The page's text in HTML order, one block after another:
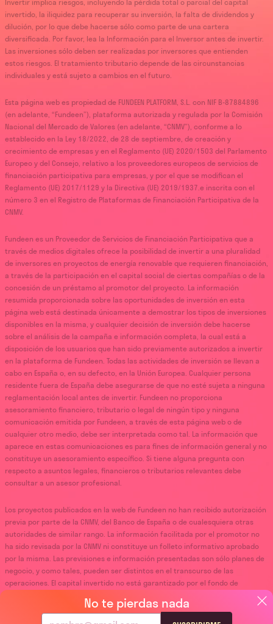
No te pierdas nada
Invertir implica riesgos, incluyendo la pérdida total o parcial del capital
invertido, la iliquidez para recuperar su inversión, la falta de dividendos y
dilución, por lo que debe hacerse sólo como parte de una cartera
diversificada. Por favor, lea la Información para el Inversor antes de invertir.
Las inversiones sólo deben ser realizadas por inversores que entienden
estos riesgos. El tratamiento tributario depende de las circunstancias
individuales y está sujeto a cambios en el futuro.
Esta página web es propiedad de FUNDEEN PLATFORM, S.L. con NIF B-87884896
(en adelante, “Fundeen”), plataforma autorizada y regulada por la Comisión
Nacional del Mercado de Valores (en adelante, “CNMV”), conforme a lo
establecido en la Ley 18/2022, de 28 de septiembre, de creación y
crecimiento de empresas y en el Reglamento (UE) 2020/1503 del Parlamento
Europeo y del Consejo, relativo a los proveedores europeos de servicios de
financiación participativa para empresas, y por el que se modifican el
Reglamento (UE) 2017/1129 y la Directiva (UE) 2019/1937.e inscrita con el
número 3 en el Registro de Plataformas de Financiación Participativa de la
CNMV.
Fundeen es un Proveedor de Servicios de Financiación Participativa que a
través de medios digitales ofrece la posibilidad de invertir a una pluralidad
de inversores en proyectos de energía renovable que requieren financiación,
a través de la participación en el capital social de ciertas compañías o de la
concesión de un préstamo al promotor del proyecto. La información
resumida proporcionada sobre las oportunidades de inversión en esta
página web está destinada únicamente a demostrar los tipos de inversiones
disponibles en la misma, y cualquier decisión de inversión debe hacerse
sobre el análisis de la campaña e información completa, la cual está a
disposición de los usuarios que han sido previamente autorizados a invertir
en la plataforma de Fundeen. Todas las actividades de inversión se llevan a
cabo en España o, en su defecto, en la Unión Europea. Cualquier persona
residente fuera de España debe asegurarse de que no esté sujeta a ninguna
reglamentación local antes de invertir. Fundeen no proporciona
asesoramiento financiero, tributario o legal de ningún tipo y ninguna
comunicación emitida por Fundeen, a través de esta página web o de
cualquier otro medio, debe ser interpretada como tal. La información que
aparece en estas comunicaciones es para fines de información general y no
constituye un asesoramiento específico. Si tiene alguna pregunta con
respecto a asuntos legales, financieros o tributarios relevantes debe
consultar a un asesor profesional.
Los proyectos publicados en la web de Fundeen no han recibido autorización
previa por parte de la CNMV, del Banco de España o de cualesquiera otras
autoridades de similar rango. La información facilitada por el promotor no
ha sido revisada por la CNMV ni constituye un folleto informativo aprobado
por la misma. Las previsiones e información presentadas son sólo planes de
negocio, y como tales, pueden ser distintos en el transcurso de las
operaciones. El capital invertido no está garantizado por el fondo de
La información resumida proporcionada sobre las oportunidades de